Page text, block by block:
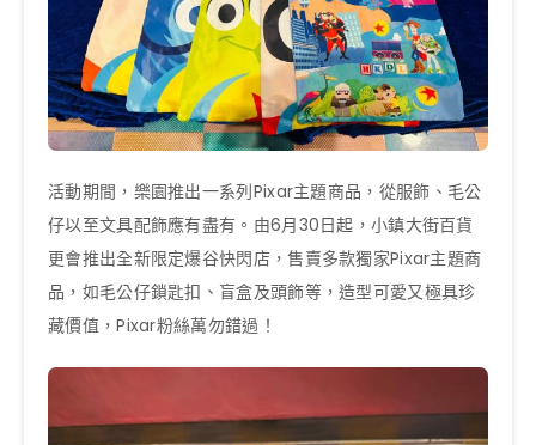
活動期間，樂園推出一系列Pixar主題商品，從服飾、毛公
仔以至文具配飾應有盡有。由6月30日起，小鎮大街百貨
更會推出全新限定爆谷快閃店，售賣多款獨家Pixar主題商
品，如毛公仔鎖匙扣、盲盒及頭飾等，造型可愛又極具珍
藏價值，Pixar粉絲萬勿錯過！